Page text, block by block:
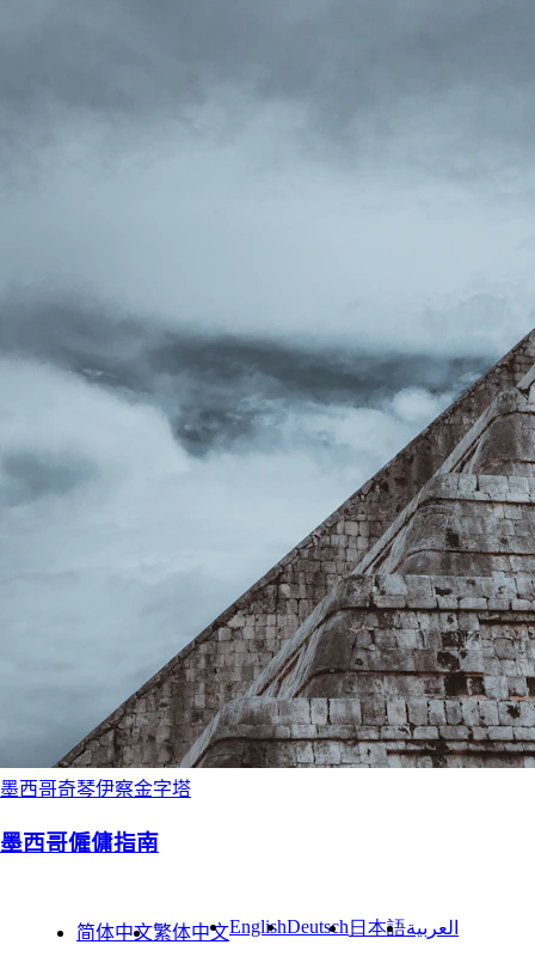
墨西哥奇琴伊察金字塔
墨西哥僱傭指南
简体中文繁体中文EnglishDeutsch 日本語العربية